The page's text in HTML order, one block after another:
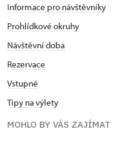
Informace pro návštěvníky
Prohlídkové okruhy
Návštěvní doba
Rezervace
Vstupné
Tipy na výlety
MOHLO BY VÁS ZAJÍMAT